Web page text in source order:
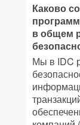
Каково
в общем
Мы в IDC